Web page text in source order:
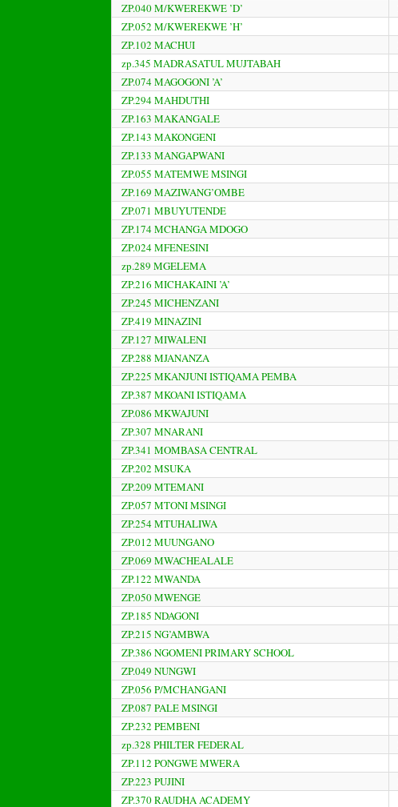
ZP.040 M/KWEREKWE ’D’
ZP.052 M/KWEREKWE ’H’
ZP.102 MACHUI
zp.345 MADRASATUL MUJTABAH
ZP.074 MAGOGONI ’A’
ZP.294 MAHDUTHI
ZP.163 MAKANGALE
ZP.143 MAKONGENI
ZP.133 MANGAPWANI
ZP.055 MATEMWE MSINGI
ZP.169 MAZIWANG’OMBE
ZP.071 MBUYUTENDE
ZP.174 MCHANGA MDOGO
ZP.024 MFENESINI
zp.289 MGELEMA
ZP.216 MICHAKAINI ’A’
ZP.245 MICHENZANI
ZP.419 MINAZINI
ZP.127 MIWALENI
ZP.288 MJANANZA
ZP.225 MKANJUNI ISTIQAMA PEMBA
ZP.387 MKOANI ISTIQAMA
ZP.086 MKWAJUNI
ZP.307 MNARANI
ZP.341 MOMBASA CENTRAL
ZP.202 MSUKA
ZP.209 MTEMANI
ZP.057 MTONI MSINGI
ZP.254 MTUHALIWA
ZP.012 MUUNGANO
ZP.069 MWACHEALALE
ZP.122 MWANDA
ZP.050 MWENGE
ZP.185 NDAGONI
ZP.215 NG’AMBWA
ZP.386 NGOMENI PRIMARY SCHOOL
ZP.049 NUNGWI
ZP.056 P/MCHANGANI
ZP.087 PALE MSINGI
ZP.232 PEMBENI
zp.328 PHILTER FEDERAL
ZP.112 PONGWE MWERA
ZP.223 PUJINI
ZP.370 RAUDHA ACADEMY